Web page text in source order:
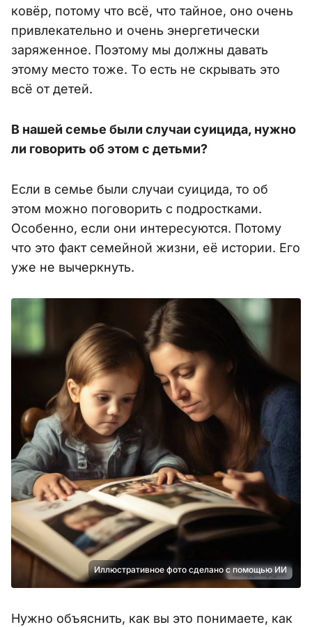
ковёр, потому что всё, что тайное, оно очень
привлекательно и очень энергетически
заряженное. Поэтому мы должны давать
этому место тоже. То есть не скрывать это
всё от детей.
В нашей семье были случаи суицида, нужно
ли говорить об этом с детьми?
Если в семье были случаи суицида, то об
этом можно поговорить с подростками.
Особенно, если они интересуются. Потому
что это факт семейной жизни, её истории. Его
уже не вычеркнуть.
Иллюстративное фото сделано с помощью ИИ
Нужно объяснить, как вы это понимаете, как